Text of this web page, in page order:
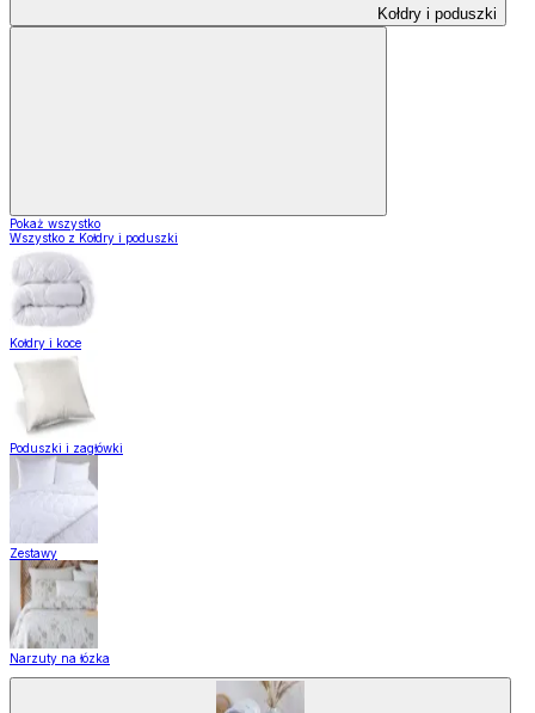
Kołdry i poduszki
Pokaż wszystko
Wszystko z Kołdry i poduszki
Kołdry i koce
Poduszki i zagłówki
Zestawy
Narzuty na łózka